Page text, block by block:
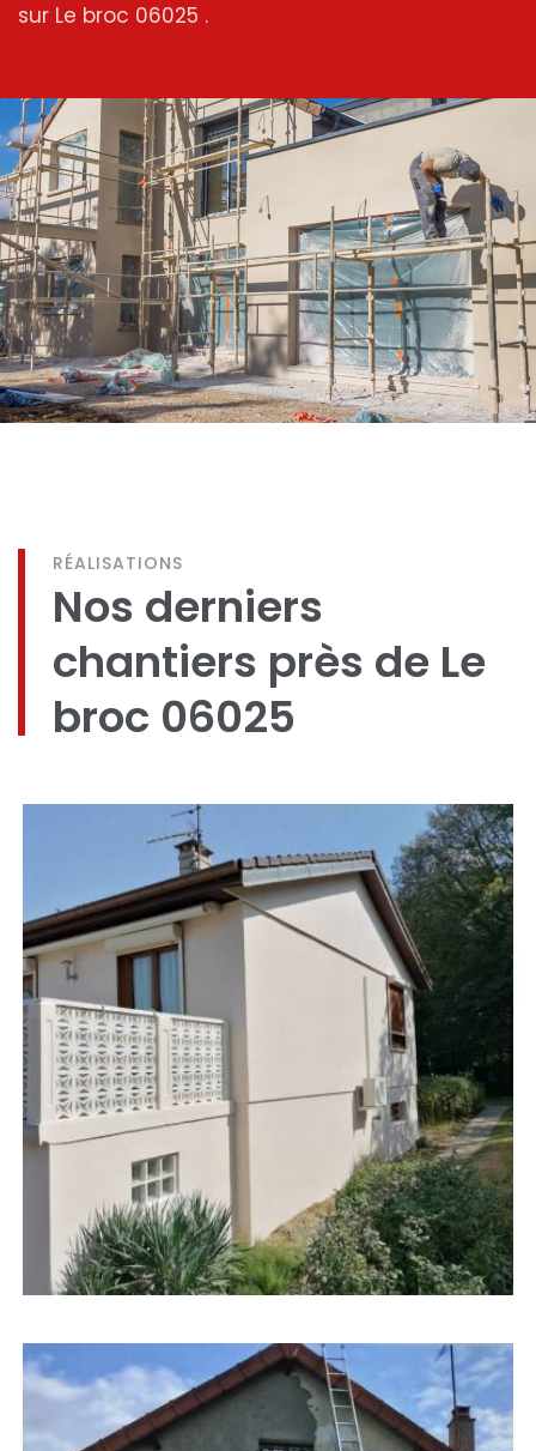
sur Le broc 06025 .
RÉALISATIONS
Nos derniers
chantiers près de Le
broc 06025